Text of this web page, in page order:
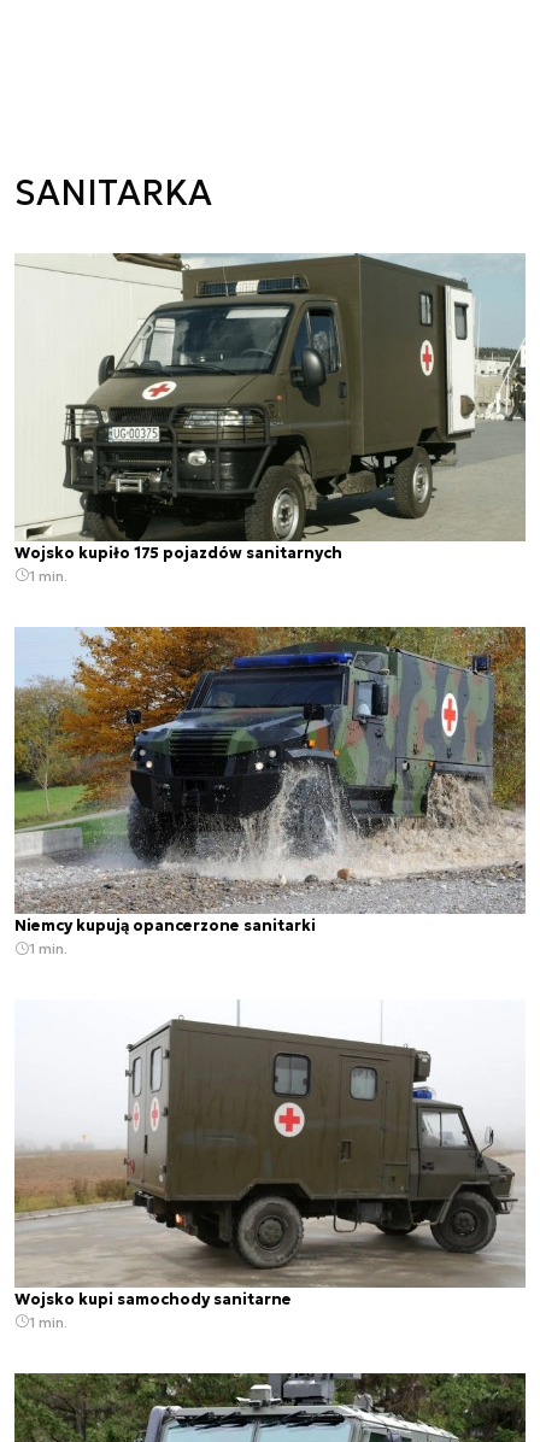
SANITARKA
Wojsko kupiło 175 pojazdów sanitarnych
1 min.
Niemcy kupują opancerzone sanitarki
1 min.
Wojsko kupi samochody sanitarne
1 min.